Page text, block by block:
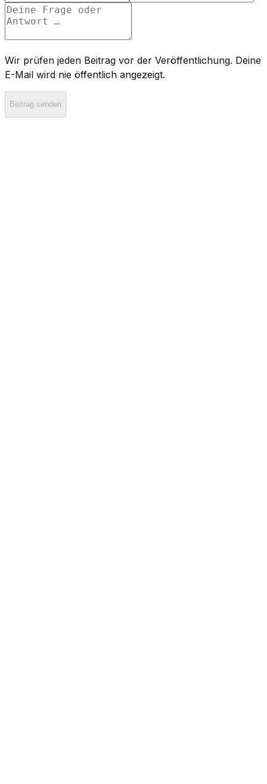
Wir prüfen jeden Beitrag vor der Veröffentlichung. Deine
E-Mail wird nie öffentlich angezeigt.
Beitrag senden